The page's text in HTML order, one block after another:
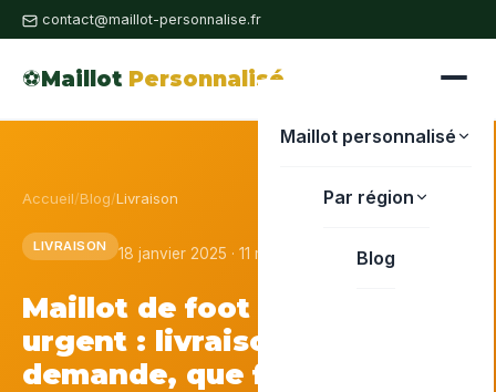
contact@maillot-personnalise.fr
⚽Maillot Personnalisé
Maillot personnalisé
Par région
Blog
Accueil/Blog/Livraison
LIVRAISON 18 janvier 2025 · 11 min de lecture
Maillot de foot personnalisé
urgent : livraison sur
demande, que faire ?